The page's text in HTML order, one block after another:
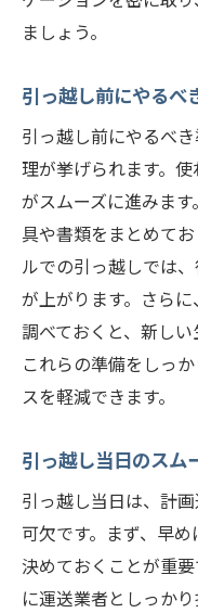
ましょう。
引っ越し前にやるべ
引っ越し前にやるべ
理が挙げられます。
がスムーズに進みま
具や書類をまとめて
ルでの引っ越しでは
が上がります。さら
調べておくと、新しい
これらの準備をしっ
スを軽減できます。
引っ越し当日のスム
引っ越し当日は、計
可欠です。まず、早
決めておくことが重
に運送業者としっか